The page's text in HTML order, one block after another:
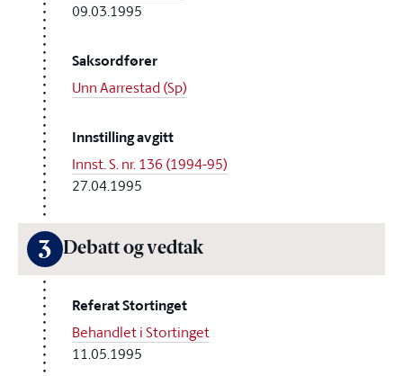
09.03.1995
Saksordfører
Unn Aarrestad (Sp)
Innstilling avgitt
Innst. S. nr. 136 (1994-95)
27.04.1995
3 Debatt og vedtak
Referat Stortinget
Behandlet i Stortinget
11.05.1995